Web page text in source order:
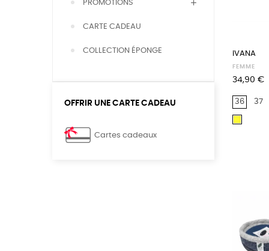
PROMOTIONS
CARTE CADEAU
COLLECTION ÉPONGE
OFFRIR UNE CARTE CADEAU
Cartes cadeaux
IVANA
FEMME
Prix
34,90 €
36 37